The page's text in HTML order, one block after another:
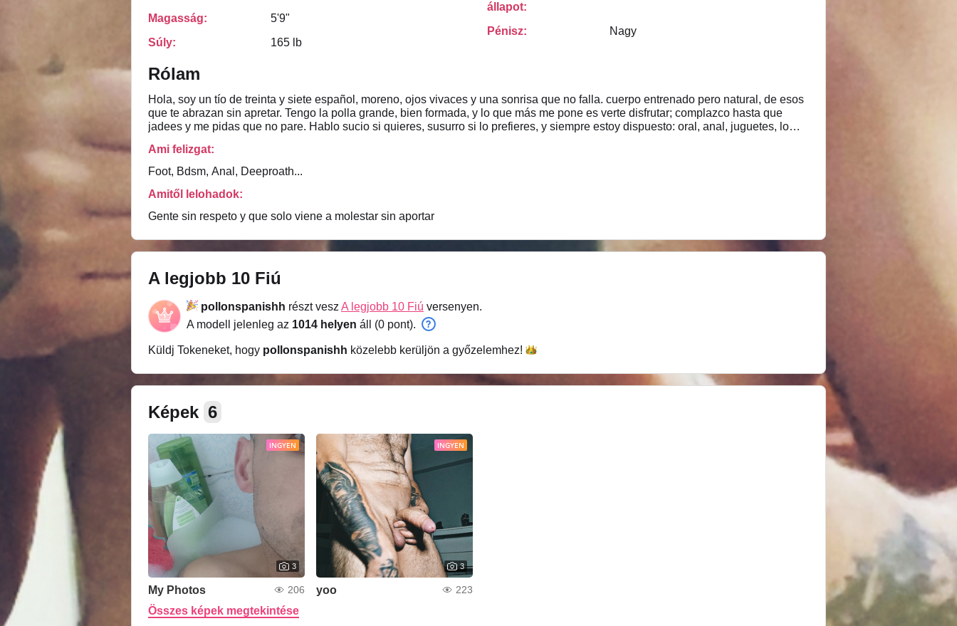
Magasság:
5'9"
Súly:
165 lb
állapot:
Pénisz: Nagy
Rólam
Hola, soy un tío de treinta y siete español, moreno, ojos vivaces y una sonrisa que no falla. cuerpo entrenado pero natural, de esos
que te abrazan sin apretar. Tengo la polla grande, bien formada, y lo que más me pone es verte disfrutar; complazco hasta que
jadees y me pidas que no pare. Hablo sucio si quieres, susurro si lo prefieres, y siempre estoy dispuesto: oral, anal, juguetes, lo
Ami felizgat:
Foot, Bdsm, Anal, Deeproath...
Amitől lelohadok:
Gente sin respeto y que solo viene a molestar sin aportar
A legjobb 10 Fiú
pollonspanishh részt vesz A legjobb 10 Fiú versenyen.
A modell jelenleg az 1014 helyen áll (0 pont).
Küldj Tokeneket, hogy pollonspanishh közelebb kerüljön a győzelemhez!
Képek 6
INGYEN
3
My Photos 206
INGYEN
3
yoo 223
Összes képek megtekintése